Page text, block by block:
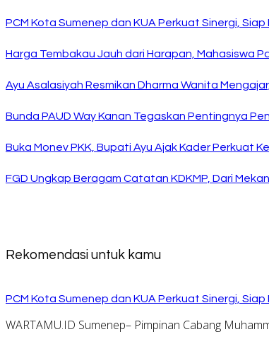
PCM Kota Sumenep dan KUA Perkuat Sinergi,
Harga Tembakau Jauh dari Harapan, Mahasiswa
Ayu Asalasiyah Resmikan Dharma Wanita
Bunda PAUD Way Kanan Tegaskan Pentingnya
Buka Monev PKK, Bupati Ayu Ajak Kader Perkuat
FGD Ungkap Beragam Catatan KDKMP, Dari
Rekomendasi untuk kamu
PCM Kota Sumenep dan KUA Perkuat Sinergi,
WARTAMU.ID Sumenep– Pimpinan Cabang